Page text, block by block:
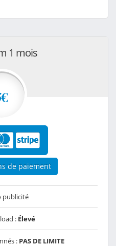
1 mois
de paiement
publicité
: Élevé
: PAS DE LIMITE